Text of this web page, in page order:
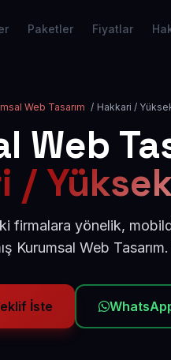
Paketler Fiyatlar
Web Tasarım / Hakkari /
Web
/
firmalara yönelik,
Kurumsal Web Tasarım.
İste